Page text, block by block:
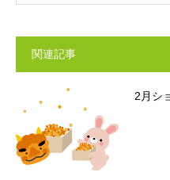
関連記事
2月シ